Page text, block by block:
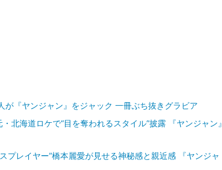
が『ヤンジャン』をジャック 一冊ぶち抜きグラビア
北海道ロケで“目を奪われるスタイル”披露 『ヤンジャン』
プレイヤー”橋本麗愛が見せる神秘感と親近感 『ヤンジャ